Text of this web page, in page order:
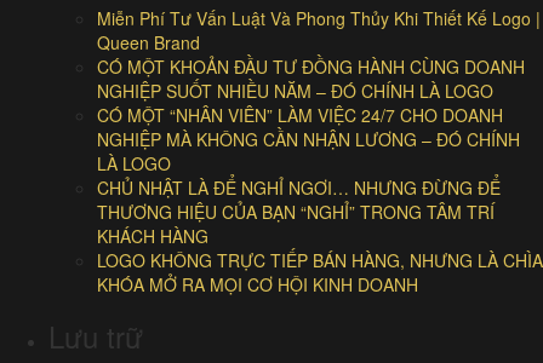
Miễn Phí Tư Vấn Luật Và Phong Thủy Khi Thiết Kế Logo |
Queen Brand
CÓ MỘT KHOẢN ĐẦU TƯ ĐỒNG HÀNH CÙNG DOANH
NGHIỆP SUỐT NHIỀU NĂM – ĐÓ CHÍNH LÀ LOGO
CÓ MỘT “NHÂN VIÊN” LÀM VIỆC 24/7 CHO DOANH
NGHIỆP MÀ KHÔNG CẦN NHẬN LƯƠNG – ĐÓ CHÍNH
LÀ LOGO
CHỦ NHẬT LÀ ĐỂ NGHỈ NGƠI… NHƯNG ĐỪNG ĐỂ
THƯƠNG HIỆU CỦA BẠN “NGHỈ” TRONG TÂM TRÍ
KHÁCH HÀNG
LOGO KHÔNG TRỰC TIẾP BÁN HÀNG, NHƯNG LÀ CHÌA
KHÓA MỞ RA MỌI CƠ HỘI KINH DOANH
Lưu trữ